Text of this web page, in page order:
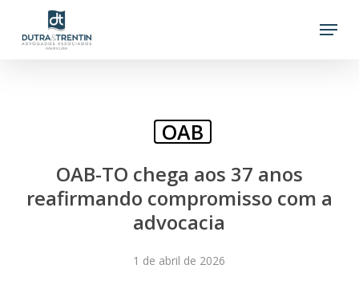
Menu
OAB
OAB-TO chega aos 37 anos
reafirmando compromisso com a
advocacia
1 de abril de 2026